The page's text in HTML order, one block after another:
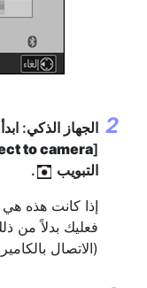
[
to camera
التبويب
.
إذا كانت هذه هي
فعليك بدلاً من
(الاتصال